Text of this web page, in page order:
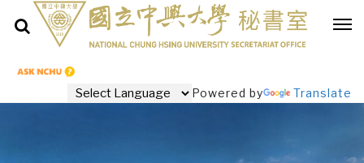
Powered by Translate